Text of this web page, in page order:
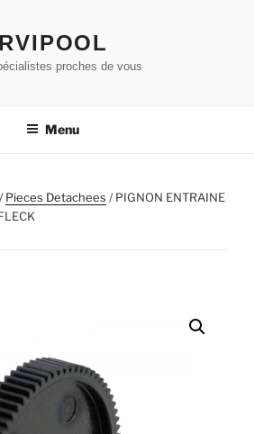
proches de vous
Menu
/Pieces Detachees / PIGNON ENTRAINE